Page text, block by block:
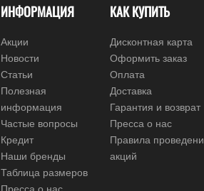
ИНФОРМАЦИЯ
Акции
Новости
Статьи
Полезная
информация
Частые вопросы
Кредит
Наши бренды
Таблица размеров
Пресса о нас
КАК КУПИТЬ
Дисконтная карта
Оформить заказ
Оплата
Доставка
Гарантия и возврат
Пресса о нас
Правила
акций